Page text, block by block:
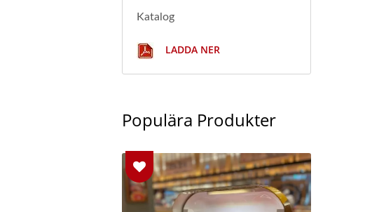
Katalog
LADDA NER
Populära Produkter